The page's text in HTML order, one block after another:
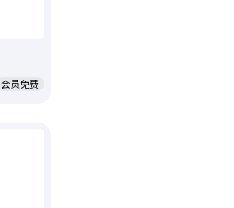
会员免费